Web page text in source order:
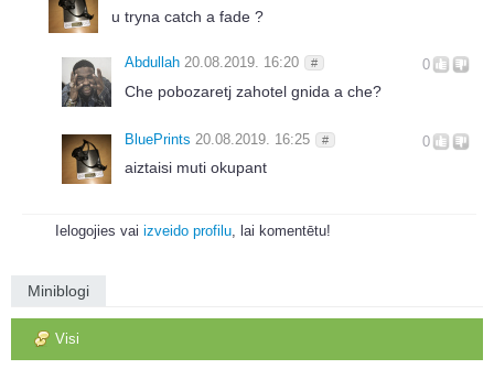
u tryna catch a fade ?
0
Abdullah 20.08.2019. 16:20 #
Che pobozaretj zahotel gnida a che?
0
BluePrints 20.08.2019. 16:25 #
aiztaisi muti okupant
Ielogojies vai izveido profilu, lai komentētu!
Miniblogi
Visi